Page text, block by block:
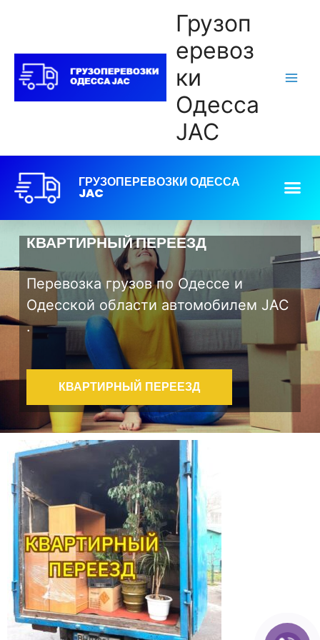
Грузоп
еревоз
ки
Одесса
JAC
ГРУЗОПЕРЕВОЗКИ ОДЕССА
JAC
КВАРТИРНЫЙ ПЕРЕЕЗД
Перевозка грузов по Одессе и
Одесской области автомобилем JAC
.
КВАРТИРНЫЙ ПЕРЕЕЗД